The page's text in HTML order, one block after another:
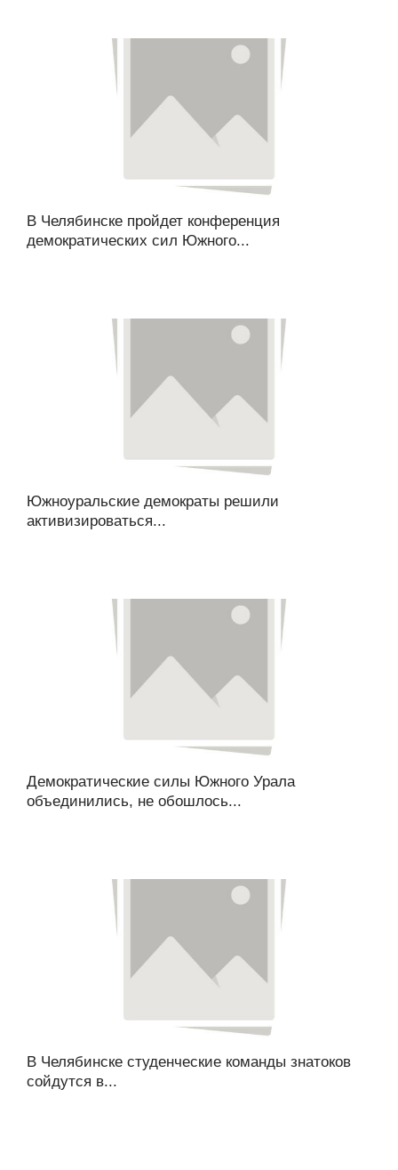
В Челябинске пройдет конференция
демократических сил Южного...
Южноуральские демократы решили
активизироваться...
Демократические силы Южного Урала
объединились, не обошлось...
В Челябинске студенческие команды знатоков
сойдутся в...